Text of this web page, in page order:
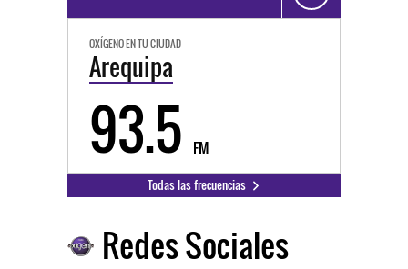
OXÍGENO EN TU CIUDAD
Arequipa
93.5 FM
Todas las frecuencias
Redes Sociales